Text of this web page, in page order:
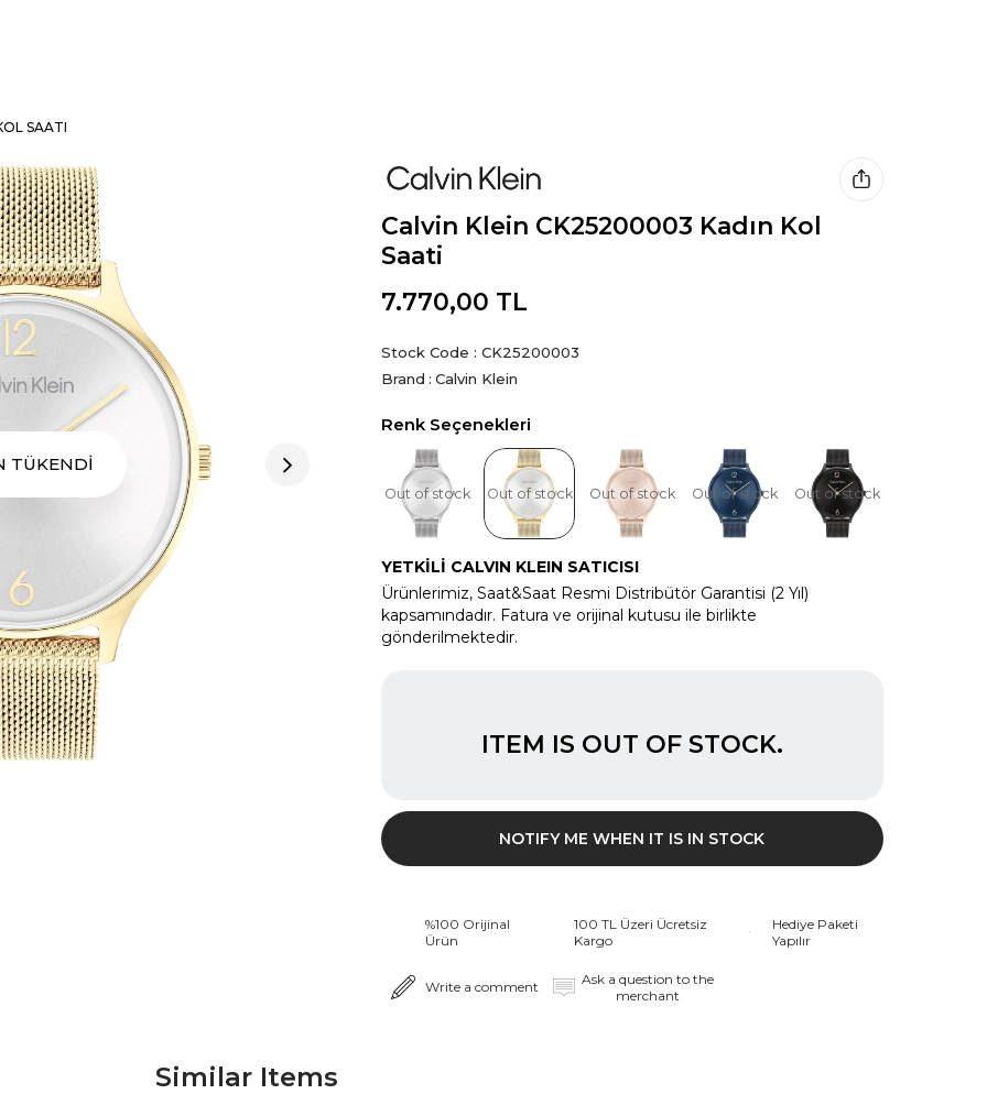
SAATI
TÜKENDİ
Calvin Klein CK25200003 Kadın Kol
Saati
7.770,00 TL
Stock Code
CK25200003
Brand : Calvin Klein
Renk Seçenekleri
Out of stock Out of stock Out of stock Out of stock Out of stock
YETKİLİ CALVIN KLEIN SATICISI
Ürünlerimiz, Saat&Saat Resmi Distribütör Garantisi (2 Yıl)
kapsamındadır. Fatura ve orijinal kutusu ile birlikte
gönderilmektedir.
ITEM IS OUT OF STOCK.
NOTIFY ME WHEN IT IS IN STOCK
%100 Orijinal
Ürün
100 TL Üzeri Ücretsiz
Kargo
Hediye Paketi
Yapılır
Write a comment
Ask a question to the
merchant
Similar Items